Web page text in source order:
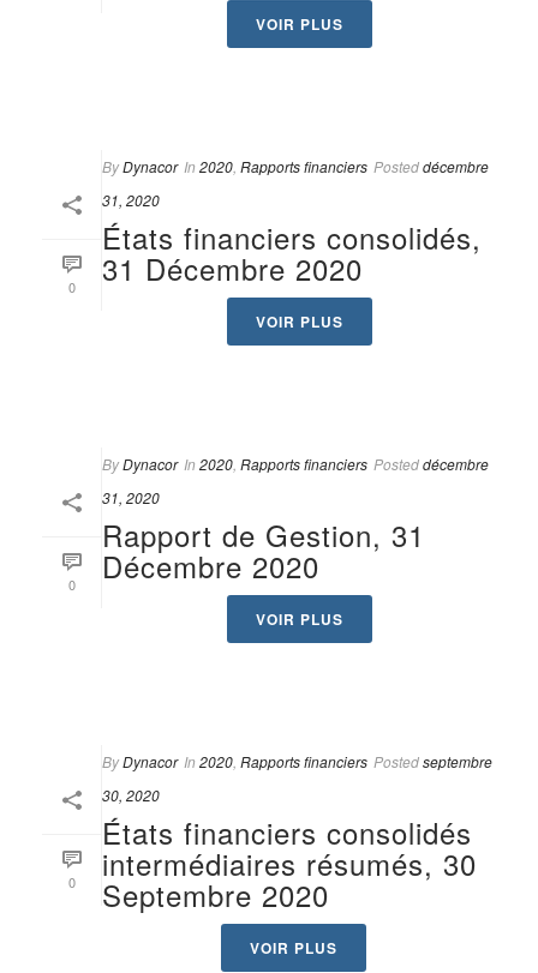
VOIR PLUS
0
ByDynacor In 2020 Rapports financiers Posteddécembre
31, 2020
États financiers consolidés,
31 Décembre 2020
VOIR PLUS
0
ByDynacor In 2020 Rapports financiers Posteddécembre
31, 2020
Rapport de Gestion, 31
Décembre 2020
VOIR PLUS
0
ByDynacor In 2020 Rapports financiers Postedseptembre
30, 2020
États financiers consolidés
intermédiaires résumés, 30
Septembre 2020
VOIR PLUS